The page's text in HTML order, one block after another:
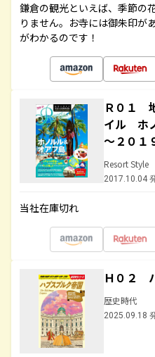
鎌倉の観光といえば、季節の
りません。お寺には御朱印が
がわかるのです！
Ｒ０１
イル ホ
～２０１
Resort Style
2017.10.04
当社在庫切れ
Ｈ０２
歴史時代
2025.09.18